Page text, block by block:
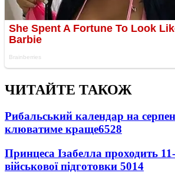
ЧИТАЙТЕ ТАКОЖ
Рибальський календар на
клюватиме краще6528
Принцеса Ізабелла проходить
військової підготовки 5014